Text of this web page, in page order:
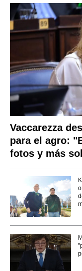
Vaccarezza
para el agro:
fotos y más